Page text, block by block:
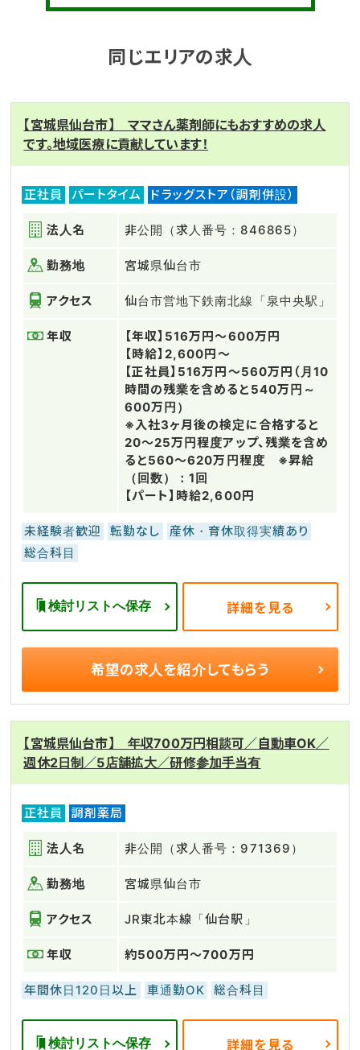
同じエリアの求人
【宮城県仙台市】 ママさん薬剤師にもおすすめの求人
です。地域医療に貢献しています！
正社員 パートタイム ドラッグストア（調剤併設）
法人名 非公開（求人番号：846865）
勤務地 宮城県仙台市
アクセス 仙台市営地下鉄南北線「泉中央駅」
年収
【年収】516万円～600万円
【時給】2,600円～
【正社員】516万円～560万円（月10
時間の残業を含めると540万円～
600万円）
※入社3ヶ月後の検定に合格すると
20～25万円程度アップ、残業を含め
ると560～620万円程度 ※昇給
（回数）：1回
【パート】時給2,600円
未経験者歓迎 転勤なし
産休・育休取得実績あり
総合科目
検討リストへ保存 詳細を見る
希望の求人を紹介してもらう
【宮城県仙台市】 年収700万円相談可／自動車OK／
週休2日制／5店舗拡大／研修参加手当有
正社員 調剤薬局
法人名 非公開（求人番号：971369）
勤務地 宮城県仙台市
アクセス JR東北本線「仙台駅」
年収 約500万円～700万円
年間休日120日以上 車通勤OK 総合科目
検討リストへ保存 詳細を見る